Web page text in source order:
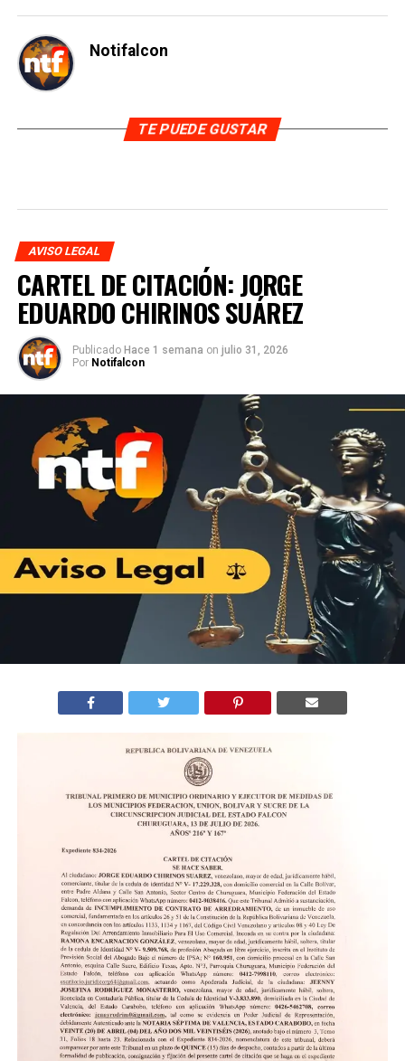
Notifalcon
TE PUEDE GUSTAR
AVISO LEGAL
CARTEL DE CITACIÓN: JORGE
EDUARDO CHIRINOS SUÁREZ
Publicado Hace 1 semana on julio 31, 2026
Por Notifalcon